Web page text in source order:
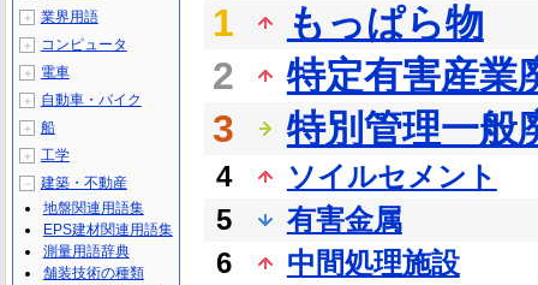
1
もっぱら物
2
特定有害産業
3
特別管理一般
4
ソイルセメント
5
有害金属
6
中間処理施設
＋ 業界用語
＋ コンピュータ
＋ 電車
＋ 自動車・バイク
＋ 船
＋ 工学
－
建築・不動産
地盤関連用語集
EPS建材関連用語集
測量用語辞典
舗装技術の種類